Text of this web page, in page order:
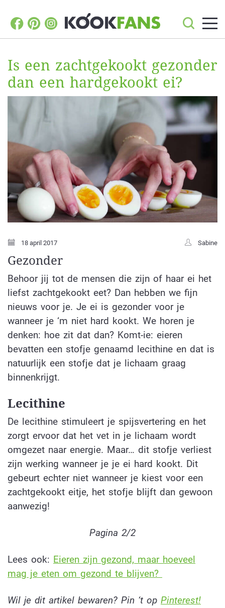
Is een zachtgekookt gezonder
dan een hardgekookt ei?
18 april 2017 Sabine
Gezonder
Behoor jij tot de mensen die zijn of haar ei het
liefst zachtgekookt eet? Dan hebben we fijn
nieuws voor je. Je ei is gezonder voor je
wanneer je ‘m niet hard kookt. We horen je
denken: hoe zit dat dan? Komt-ie: eieren
bevatten een stofje genaamd lecithine en dat is
natuurlijk een stofje dat je lichaam graag
binnenkrijgt.
Lecithine
De lecithine stimuleert je spijsvertering en het
zorgt ervoor dat het vet in je lichaam wordt
omgezet naar energie. Maar… dit stofje verliest
zijn werking wanneer je je ei hard kookt. Dit
gebeurt echter niet wanneer je kiest voor een
zachtgekookt eitje, het stofje blijft dan gewoon
aanwezig!
Pagina 2/2
Lees ook: Eieren zijn gezond, maar hoeveel
mag je eten om gezond te blijven?
Wil je dit artikel bewaren? Pin ‘t op Pinterest!